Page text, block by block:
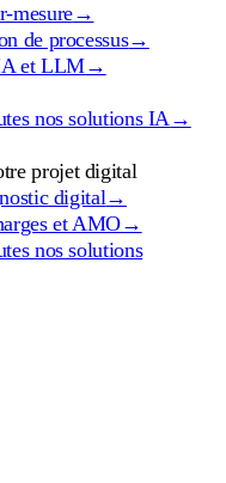
mesure→
de processus→
et LLM→
nos solutions IA→
projet digital
digital→
et AMO→
nos solutions